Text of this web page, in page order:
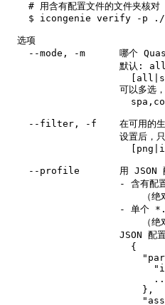
    # 用含有配置文件的文件夹核对
$ icongenie verify -p
  选项
--mode, -m      哪个
                    默认: all
可以多选，
--filter, -f    在可用的生
设置后，只
--profile       用 JSON 配
- 含有配
（绝对
- 单个
（绝对
JSON 配置
                      {
                        },